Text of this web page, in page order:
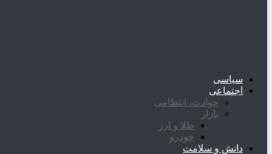
سیاسی
اجتماعی
حوادث، انتظامی
بازار
طلا و ارز
خودرو
دانش و سلامت